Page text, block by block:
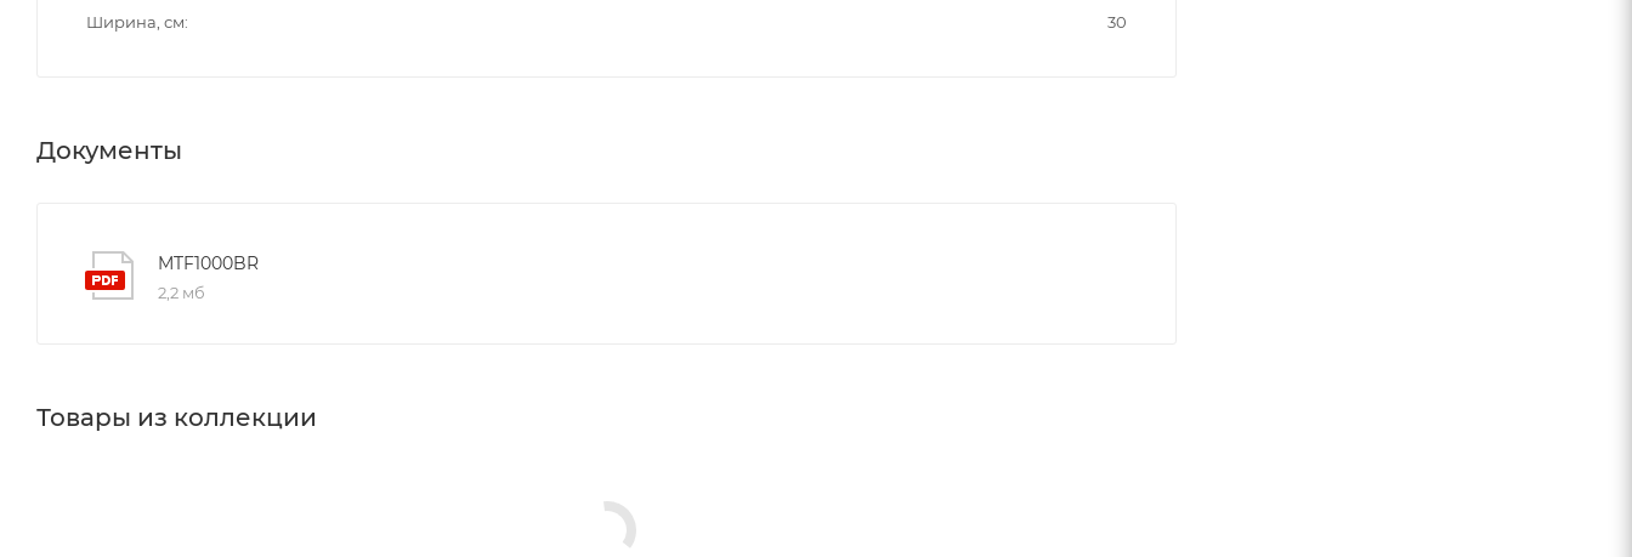
Ширина, см
30
Документы
MTF1000BR
2,2 мб
Товары из коллекции